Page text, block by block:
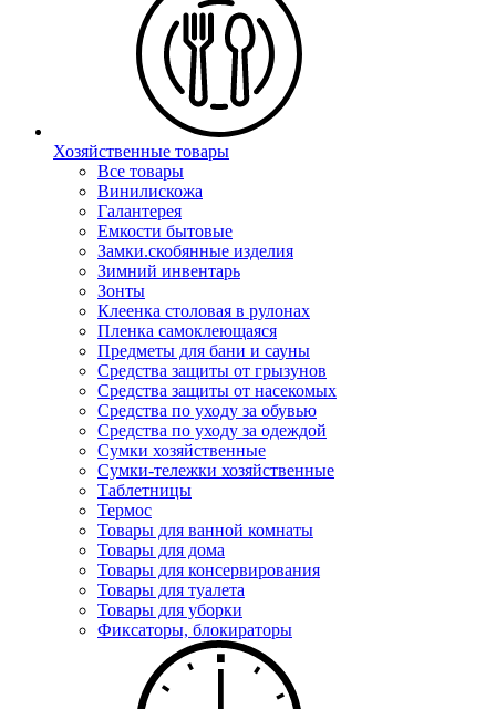
Хозяйственные товары
Все товары
Винилискожа
Галантерея
Емкости бытовые
Замки.скобянные изделия
Зимний инвентарь
Зонты
Клеенка столовая в рулонах
Пленка самоклеющаяся
Предметы для бани и сауны
Средства защиты от грызунов
Средства защиты от насекомых
Средства по уходу за обувью
Средства по уходу за одеждой
Сумки хозяйственные
Сумки-тележки хозяйственные
Таблетницы
Термос
Товары для ванной комнаты
Товары для дома
Товары для консервирования
Товары для туалета
Товары для уборки
Фиксаторы, блокираторы